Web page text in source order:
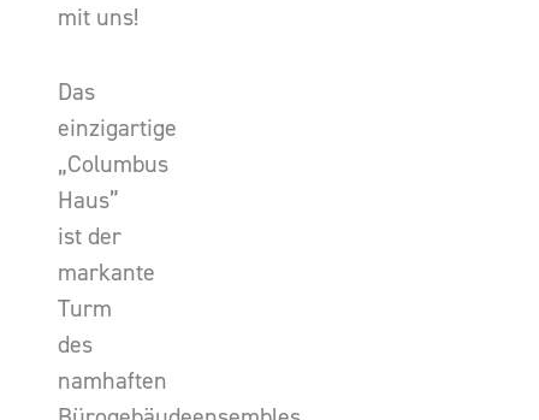
mit uns!
Das
einzigartige
„Columbus
Haus”
ist der
markante
Turm
des
namhaften